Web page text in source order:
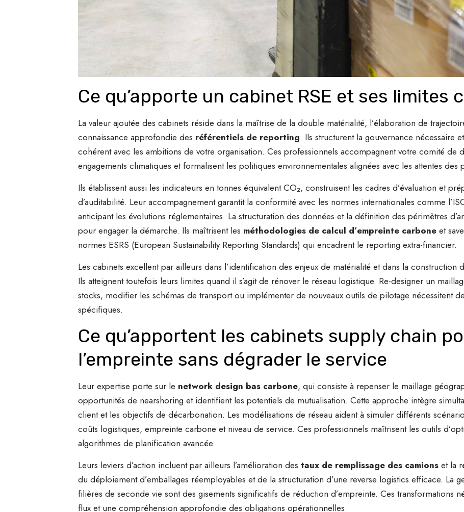
Ce qu’apporte un cabinet RSE et ses limites
La valeur ajoutée des cabinets réside dans la maîtrise de la double matérialité, l’élaboration de
connaissance approfondie des référentiels de reporting. Ils structurent la gouvernance nécessaire
cohérent avec les ambitions de votre organisation. Ces professionnels accompagnent votre comité de
engagements climatiques et formalisent les politiques environnementales alignées avec les attentes des
Ils établissent aussi les indicateurs en tonnes équivalent CO₂, construisent les cadres d’évaluation et
d’auditabilité. Leur accompagnement garantit la conformité avec les normes internationales comme
anticipant les évolutions réglementaires. La structuration des données et la définition des périmètres
pour engager la démarche. Ils maîtrisent les méthodologies de calcul d’empreinte carboneet
normes ESRS (European Sustainability Reporting Standards) qui encadrent le reporting extra-financier.
Les cabinets excellent par ailleurs dans l’identification des enjeux de matérialité et dans la construction
Ils atteignent toutefois leurs limites quand il s’agit de rénover le réseau logistique. Re-designer un
stocks, modifier les schémas de transport ou implémenter de nouveaux outils de pilotage nécessitent
spécifiques.
Ce qu’apportent les cabinets supply chain
l’empreinte sans dégrader le service
Leur expertise porte sur le network design bas carbone, qui consiste à repenser le maillage
opportunités de nearshoring et identifient les potentiels de mutualisation. Cette approche intègre
client et les objectifs de décarbonation. Les modélisations de réseau aident à simuler différents
coûts logistiques, empreinte carbone et niveau de service. Ces professionnels maîtrisent les outils
algorithmes de planification avancée.
Leurs leviers d’action incluent par ailleurs l’amélioration des taux de remplissage des camionset la
du déploiement d’emballages réemployables et de la structuration d’une reverse logistics efficace. La
filières de seconde vie sont des gisements significatifs de réduction d’empreinte. Ces transformations
flux et une compréhension approfondie des obligations opérationnelles.